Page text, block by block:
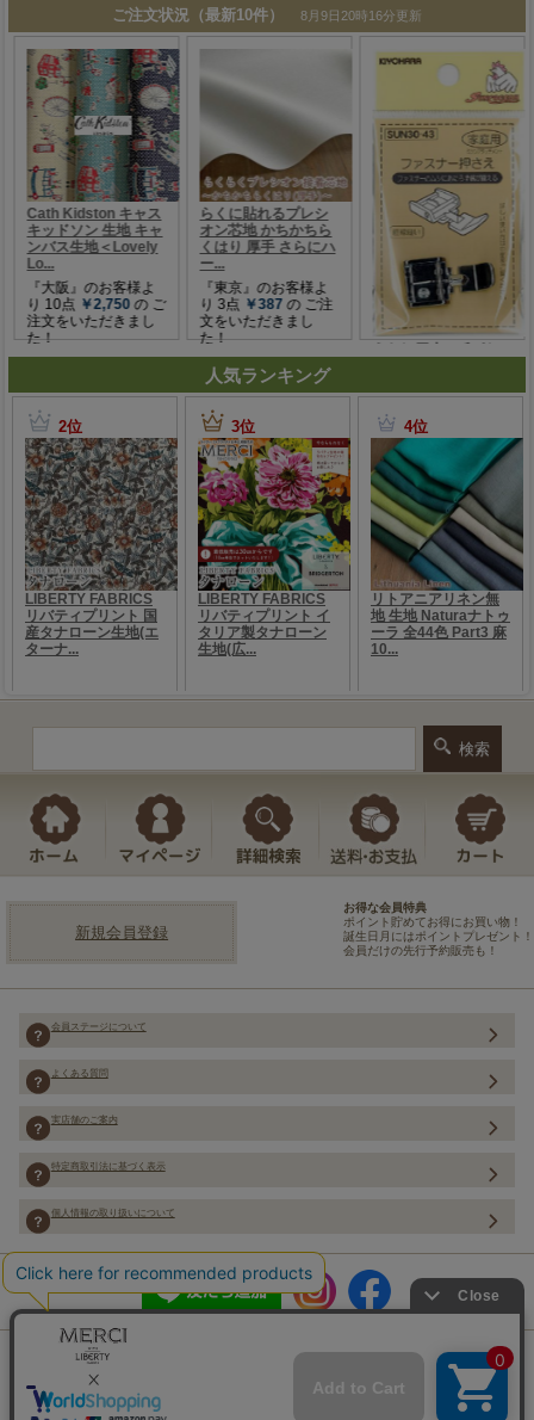
人気ランキング
新規会員登録
お得な会員特典
ポイント貯めてお得にお買い物！
誕生日月にはポイントプレゼント！
会員だけの先行予約販売も！
会員ステージについて
よくある質問
実店舗のご案内
特定商取引法に基づく表示
個人情報の取り扱いについて